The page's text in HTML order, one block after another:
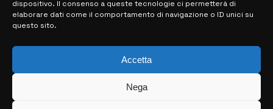
dispositivo. Il consenso a queste tecnologie ci permetterà di
elaborare dati come il comportamento di navigazione o ID unici su
questo sito.
Accetta
Nega
> NOTIZIE
> CONTATTI